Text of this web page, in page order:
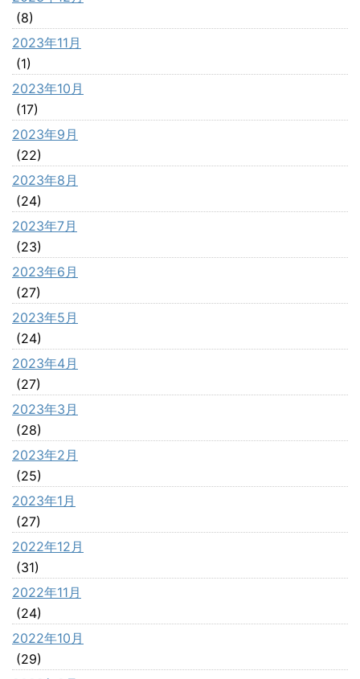
(8)
2023年11月
(1)
2023年10月
(17)
2023年9月
(22)
2023年8月
(24)
2023年7月
(23)
2023年6月
(27)
2023年5月
(24)
2023年4月
(27)
2023年3月
(28)
2023年2月
(25)
2023年1月
(27)
2022年12月
(31)
2022年11月
(24)
2022年10月
(29)